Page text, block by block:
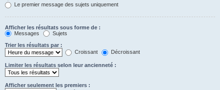
Le premier message des sujets uniquement
Afficher les résultats sous forme de :
Messages
Sujets
Trier les résultats par :
Croissant
Décroissant
Limiter les résultats selon leur ancienneté :
Afficher seulement les premiers :